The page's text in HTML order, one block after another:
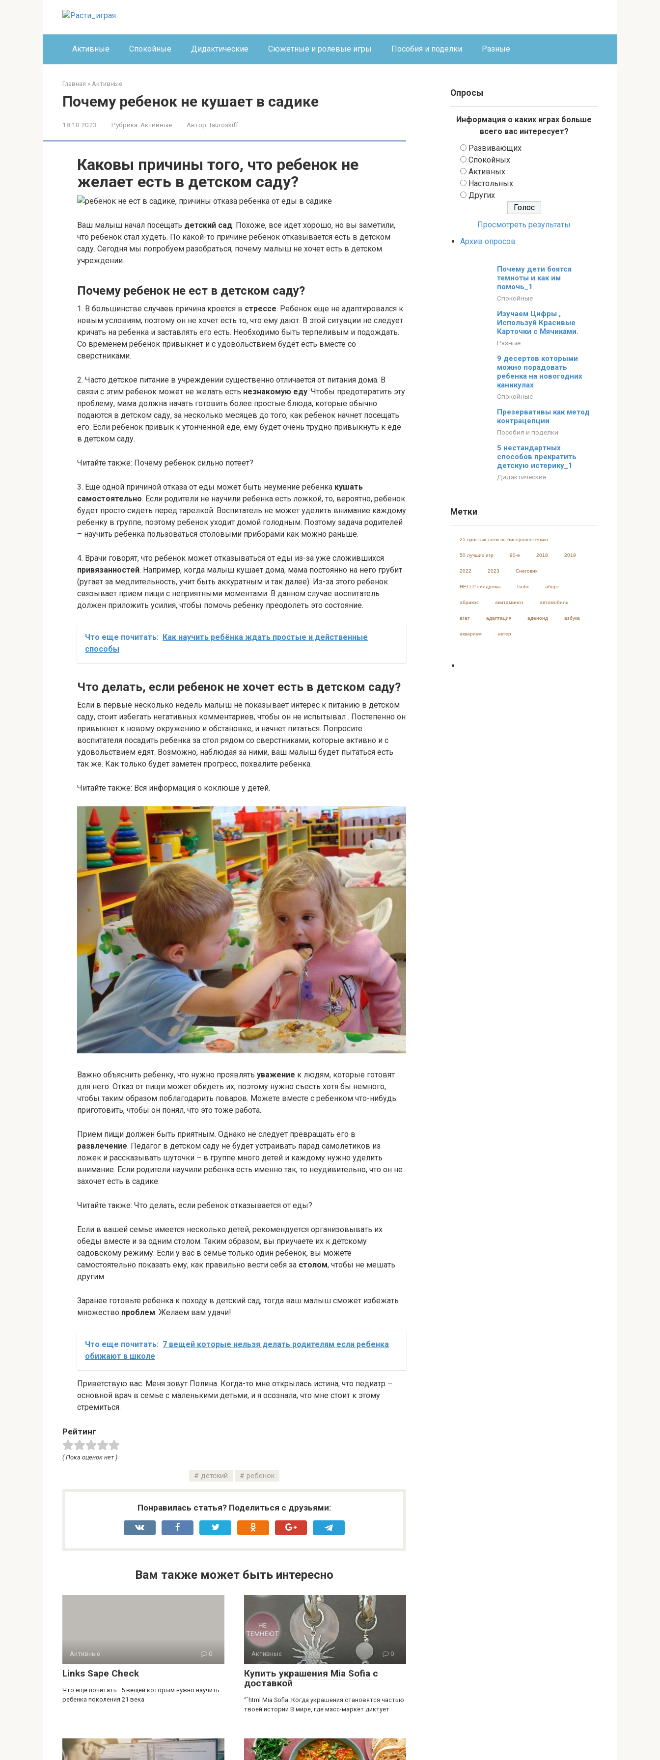
Активные Спокойные Дидактические Сюжетные и ролевые игры Пособия и поделки Разные
Главная » Активные
Почему ребенок не кушает в садике
18.10.2023 Рубрика: Активные Автор: tauroskiff
Каковы причины того, что ребенок не
желает есть в детском саду?
Ваш малыш начал посещать детский сад. Похоже, все идет хорошо, но вы заметили,
что ребенок стал худеть. По какой-то причине ребенок отказывается есть в детском
саду. Сегодня мы попробуем разобраться, почему малыш не хочет есть в детском
учреждении.
Почему ребенок не ест в детском саду?
1. В большинстве случаев причина кроется в стрессе. Ребенок еще не адаптировался к
новым условиям, поэтому он не хочет есть то, что ему дают. В этой ситуации не следует
кричать на ребенка и заставлять его есть. Необходимо быть терпеливым и подождать.
Со временем ребенок привыкнет и с удовольствием будет есть вместе со
сверстниками.
2. Часто детское питание в учреждении существенно отличается от питания дома. В
связи с этим ребенок может не желать есть незнакомую еду. Чтобы предотвратить эту
проблему, мама должна начать готовить более простые блюда, которые обычно
подаются в детском саду, за несколько месяцев до того, как ребенок начнет посещать
его. Если ребенок привык к утонченной еде, ему будет очень трудно привыкнуть к еде
в детском саду.
Читайте также: Почему ребенок сильно потеет?
3. Еще одной причиной отказа от еды может быть неумение ребенка кушать
самостоятельно. Если родители не научили ребенка есть ложкой, то, вероятно, ребенок
будет просто сидеть перед тарелкой. Воспитатель не может уделить внимание каждому
ребенку в группе, поэтому ребенок уходит домой голодным. Поэтому задача родителей
– научить ребенка пользоваться столовыми приборами как можно раньше.
4. Врачи говорят, что ребенок может отказываться от еды из-за уже сложившихся
привязанностей. Например, когда малыш кушает дома, мама постоянно на него грубит
(ругает за медлительность, учит быть аккуратным и так далее). Из-за этого ребенок
связывает прием пищи с неприятными моментами. В данном случае воспитатель
должен приложить усилия, чтобы помочь ребенку преодолеть это состояние.
Что еще почитать: Как научить ребёнка ждать простые и действенные
способы
Что делать, если ребенок не хочет есть в детском саду?
Если в первые несколько недель малыш не показывает интерес к питанию в детском
саду, стоит избегать негативных комментариев, чтобы он не испытывал . Постепенно он
привыкнет к новому окружению и обстановке, и начнет питаться. Попросите
воспитателя посадить ребенка за стол рядом со сверстниками, которые активно и с
удовольствием едят. Возможно, наблюдая за ними, ваш малыш будет пытаться есть
так же. Как только будет заметен прогресс, похвалите ребенка.
Читайте также: Вся информация о коклюше у детей.
Важно объяснить ребенку, что нужно проявлять уважение к людям, которые готовят
для него. Отказ от пищи может обидеть их, поэтому нужно съесть хотя бы немного,
чтобы таким образом поблагодарить поваров. Можете вместе с ребенком что-нибудь
приготовить, чтобы он понял, что это тоже работа.
Прием пищи должен быть приятным. Однако не следует превращать его в
развлечение. Педагог в детском саду не будет устраивать парад самолетиков из
ложек и рассказывать шуточки – в группе много детей и каждому нужно уделить
внимание. Если родители научили ребенка есть именно так, то неудивительно, что он не
захочет есть в садике.
Читайте также: Что делать, если ребенок отказывается от еды?
Если в вашей семье имеется несколько детей, рекомендуется организовывать их
обеды вместе и за одним столом. Таким образом, вы приучаете их к детскому
садовскому режиму. Если у вас в семье только один ребенок, вы можете
самостоятельно показать ему, как правильно вести себя за столом, чтобы не мешать
другим.
Заранее готовьте ребенка к походу в детский сад, тогда ваш малыш сможет избежать
множество проблем. Желаем вам удачи!
Что еще почитать: 7 вещей которые нельзя делать родителям если ребенка
обижают в школе
Приветствую вас. Меня зовут Полина. Когда-то мне открылась истина, что педиатр –
основной врач в семье с маленькими детьми, и я осознала, что мне стоит к этому
стремиться.
Рейтинг
( Пока оценок нет )
детский ребенок
Понравилась статья? Поделиться с друзьями:
Вам также может быть интересно
Активные 0
Links Sape Check
Что еще почитать: 5 вещей которым нужно научить
ребенка поколения 21 века
Активные 0
Купить украшения Mia Sofia с
доставкой
“`html Mia Sofia: Когда украшения становятся частью
твоей истории В мире, где масс-маркет диктует
Опросы
Информация о каких играх больше
всего вас интересует?
Развивающих
Спокойных
Активных
Настольных
Других
Просмотреть результаты
Архив опросов
Почему дети боятся
темноты и как им
помочь_1
Спокойные
Изучаем Цифры ,
Используй Красивые
Карточки с Мячиками.
Разные
9 десертов которыми
можно порадовать
ребенка на новогодних
каникулах
Спокойные
Презервативы как метод
контрацепции
Пособия и поделки
5 нестандартных
способов прекратить
детскую истерику_1
Дидактические
Метки
25 простых схем по бисероплетению
50 лучших игр 90-е 2018 2019
2022 2023 Cнеговик
HELLP-синдрома Isofix аборт
абрикос авитаминоз автомобиль
агат адаптация аденоид азбука
аквариум актер